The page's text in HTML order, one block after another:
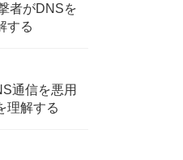
者がDNSを
する
通信を悪用
理解する